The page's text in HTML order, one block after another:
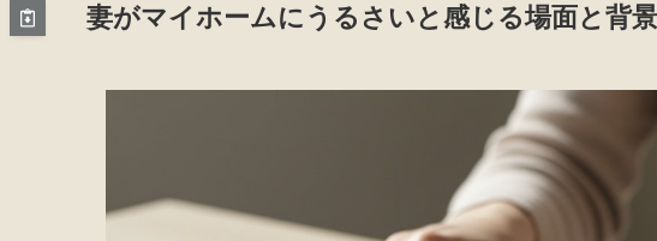
妻がマイホームにうるさいと感じる場面と背景